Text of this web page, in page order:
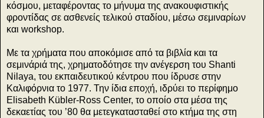
κόσμου, μεταφέροντας το μήνυμα της ανακουφιστικής
φροντίδας σε ασθενείς τελικού σταδίου, μέσω σεμιναρίων
και workshop.
Με τα χρήματα που αποκόμισε από τα βιβλία και τα
σεμινάριά της, χρηματοδότησε την ανέγερση του Shanti
Nilaya, του εκπαιδευτικού κέντρου που ίδρυσε στην
Καλιφόρνια το 1977. Την ίδια εποχή, ιδρύει το περίφημο
Elisabeth Kübler-Ross Center, το οποίο στα μέσα της
δεκαετίας του ’80 θα μετεγκατασταθεί στο κτήμα της στη